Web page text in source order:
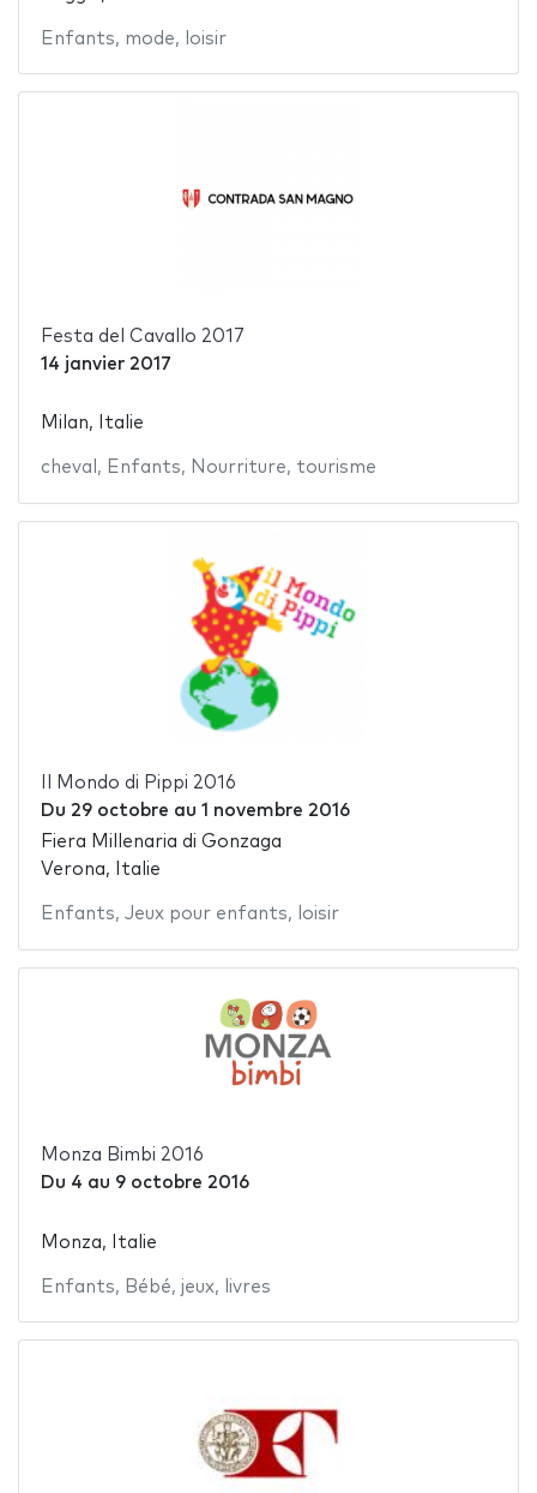
Enfants, mode, loisir
Festa del Cavallo 2017
14 janvier 2017
Milan, Italie
cheval , Enfants, Nourriture, tourisme
Il Mondo di Pippi 2016
Du 29 octobre au 1 novembre 2016
Fiera Millenaria di Gonzaga
Verona, Italie
Enfants, Jeux pour enfants, loisir
Monza Bimbi 2016
Du 4 au 9 octobre 2016
Monza, Italie
Enfants, Bébé, jeux, livres